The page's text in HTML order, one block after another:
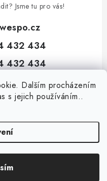
Dalším procházením
s jejich používáním..
Jsme tu pro vás!
wespo.cz
432 434
432 434
Plus: Jak funguje a jak na
. Všechna práva vyhrazena.